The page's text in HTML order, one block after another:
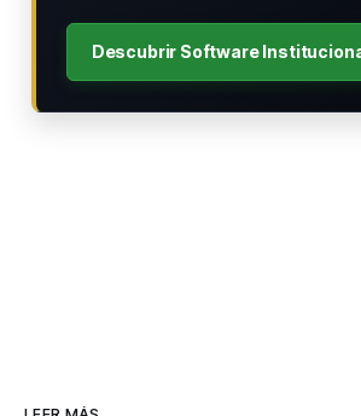
Descubrir Software